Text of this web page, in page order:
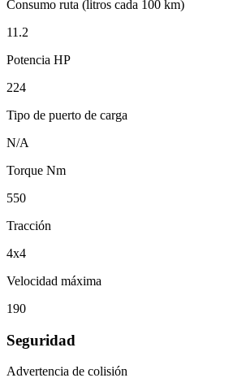
Consumo ruta (litros cada 100 km)
11.2
Potencia HP
224
Tipo de puerto de carga
N/A
Torque Nm
550
Tracción
4x4
Velocidad máxima
190
Seguridad
Advertencia de colisión